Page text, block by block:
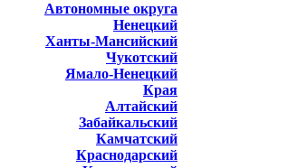
Автономные округа
Ненецкий
Ханты-Мансийский
Чукотский
Ямало-Ненецкий
Края
Алтайский
Забайкальский
Камчатский
Краснодарский